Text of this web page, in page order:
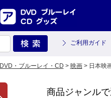
ご利用ガイド
DVD・ブルーレイ・CD > 映画> 日本映
商品ジャンル